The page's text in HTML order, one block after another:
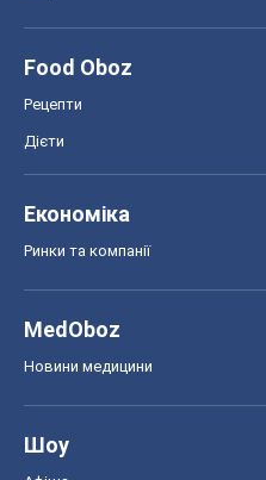
Food Oboz
Рецепти
Дієти
Економіка
Ринки та компанії
MedOboz
Новини медицини
Шоу